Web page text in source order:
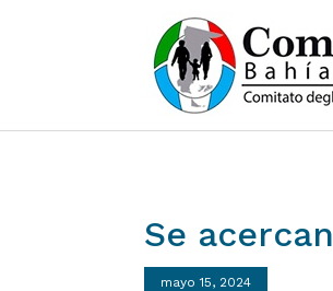
Se acercan
mayo 15, 2024